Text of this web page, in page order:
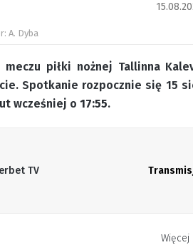
A. Dyba
meczu piłki nożnej Tallinna
Spotkanie rozpocznie się 15
wcześniej o 17:55.
TV
Więcej